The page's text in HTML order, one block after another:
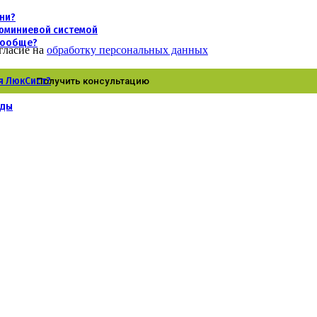
системой
ЛюкСист?
на обработку персональных данных
в России